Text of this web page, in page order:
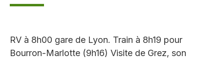
RV à 8h00 gare de Lyon. Train à 8h19 pour
Bourron-Marlotte (9h16) Visite de Grez, son